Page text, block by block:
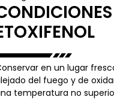
en un lugar
del fuego y de
temperatura no